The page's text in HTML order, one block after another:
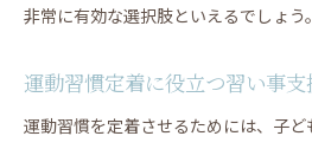
非常に有効な選択肢といえるでしょう。
運動習慣定着に役立つ習い事
運動習慣を定着させるためには、子